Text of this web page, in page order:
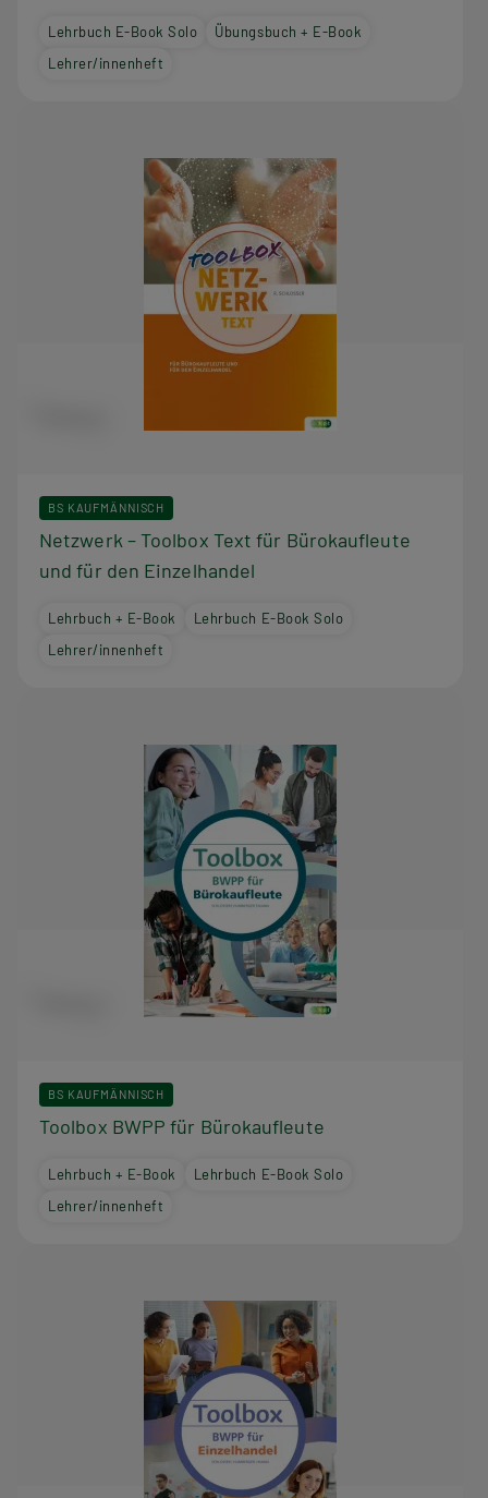
Lehrbuch E-Book Solo
Übungsbuch + E-Book
Lehrer/innenheft
BS KAUFMÄNNISCH
Netzwerk – Toolbox Text für Bürokaufleute
und für den Einzelhandel
Lehrbuch + E-Book
Lehrbuch E-Book Solo
Lehrer/innenheft
BS KAUFMÄNNISCH
Toolbox BWPP für Bürokaufleute
Lehrbuch + E-Book
Lehrbuch E-Book Solo
Lehrer/innenheft